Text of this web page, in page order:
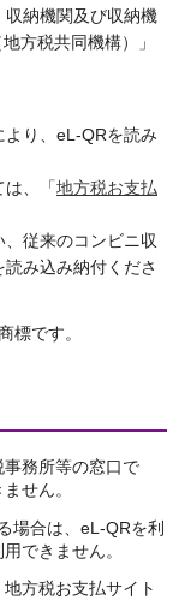
納機関及び収納機
方税共同機構）」
り、eL-QRを読み
は、「地方税お支払
従来のコンビニ収
み込み納付くださ
標です。
務所等の窓口で
せん。
場合は、eL-QRを利
できません。
方税お支払サイト